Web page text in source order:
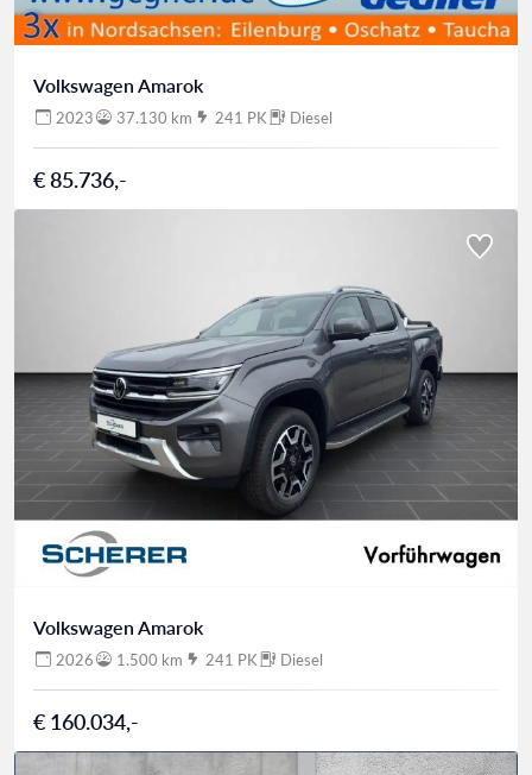
Volkswagen Amarok
2023 37.130 km 241 PK Diesel
€ 85.736,-
Volkswagen Amarok
2026 1.500 km 241 PK Diesel
€ 160.034,-